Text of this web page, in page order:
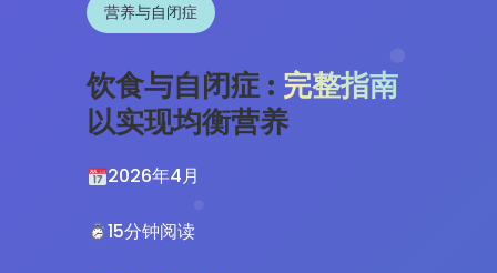
营养与自闭症
饮食与自闭症 : 完整指南
以实现均衡营养
2026年4月
15分钟阅读